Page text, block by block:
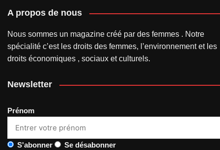
A propos de nous
Nous sommes un magazine créé par des femmes . Notre
spécialité c’est les droits des femmes, l’environnement et les
droits économiques , sociaux et culturels.
Newsletter
Prénom
S'abonner Se désabonner